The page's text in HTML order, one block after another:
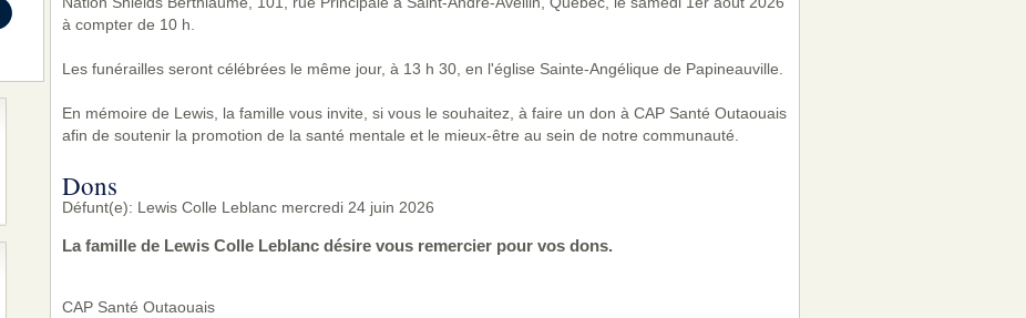
à compter de 10 h.
Les funérailles seront célébrées le même jour, à 13 h 30, en l'église Sainte-Angélique de Papineauville.
En mémoire de Lewis, la famille vous invite, si vous le souhaitez, à faire un don à CAP Santé Outaouais
afin de soutenir la promotion de la santé mentale et le mieux-être au sein de notre communauté.
Dons
Défunt(e): Lewis Colle Leblanc mercredi 24 juin 2026
La famille de Lewis Colle Leblanc désire vous remercier pour vos dons.
CAP Santé Outaouais